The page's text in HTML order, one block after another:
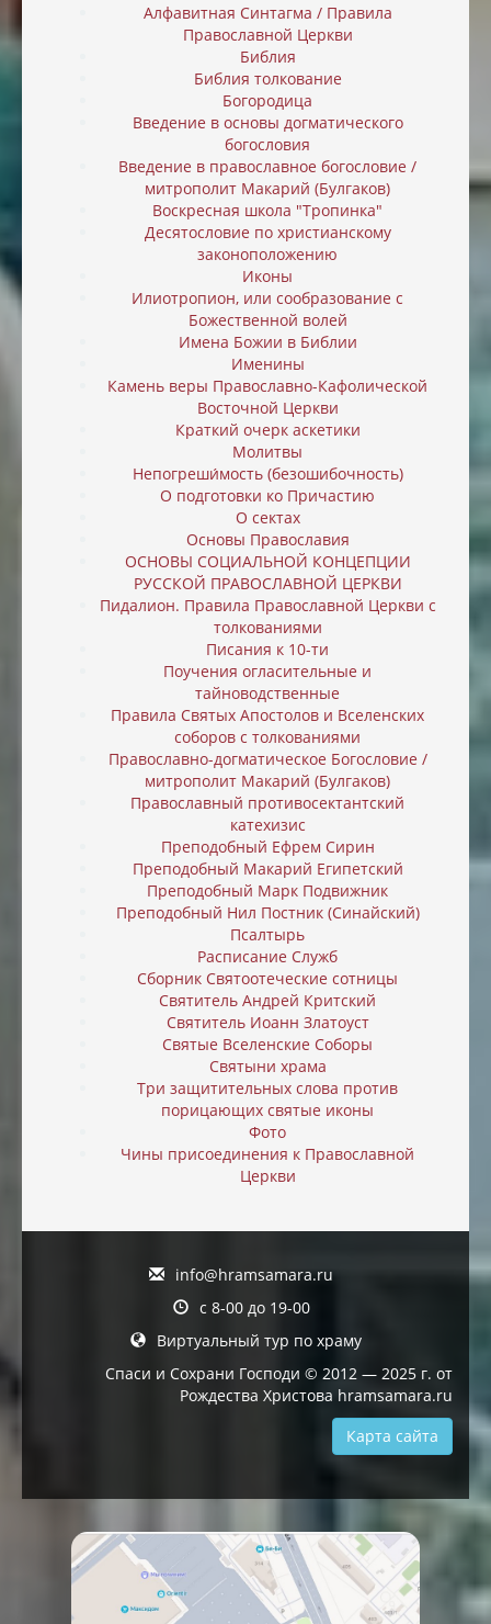
Алфавитная Синтагма / Правила
Православной Церкви
Библия
Библия толкование
Богородица
Введение в основы догматического
богословия
Введение в православное богословие /
митрополит Макарий (Булгаков)
Воскресная школа "Тропинка"
Десятословие по христианскому
законоположению
Иконы
Илиотропион, или cообразование с
Божественной волей
Имена Божии в Библии
Именины
Камень веры Православно-Кафолической
Восточной Церкви
Краткий очерк аскетики
Молитвы
Непогреши́мость (безошибочность)
О подготовки ко Причастию
О сектах
Основы Православия
ОСНОВЫ СОЦИАЛЬНОЙ КОНЦЕПЦИИ
РУССКОЙ ПРАВОСЛАВНОЙ ЦЕРКВИ
Пидалион. Правила Православной Церкви с
толкованиями
Писания к 10-ти
Поучения огласительные и
тайноводственные
Правила Святых Апостолов и Вселенских
соборов с толкованиями
Православно-догматическое Богословие /
митрополит Макарий (Булгаков)
Православный противосектантский
катехизис
Преподобный Ефрем Сирин
Преподобный Макарий Египетский
Преподобный Марк Подвижник
Преподобный Нил Постник (Синайский)
Псалтырь
Расписание Служб
Сборник Святоотеческие сотницы
Святитель Андрей Критский
Святитель Иоанн Златоуст
Святые Вселенские Соборы
Святыни храма
Три защитительных слова против
порицающих святые иконы
Фото
Чины присоединения к Православной
Церкви
info@hramsamara.ru
с 8-00 до 19-00
Виртуальный тур по храму
Спаси и Сохрани Господи © 2012 — 2025 г. от
Рождества Христова hramsamara.ru
Карта сайта